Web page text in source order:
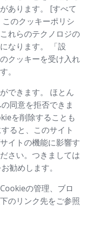
あります。 [すべて
のクッキーポリシ
れらのテクノロジの
なります。 「設
クッキーを受け入れ
。
できます。 ほとん
同意を拒否できま
を削除することも
ると、このサイト
イトの機能に影響す
さい。つきましては
勧めします。
の管理、ブロ
のリンク先をご参照